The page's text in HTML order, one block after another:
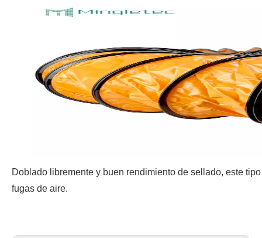
Doblado libremente y buen rendimiento de sellado, este
fugas de aire.